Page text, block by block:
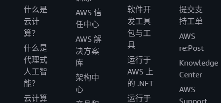
什么是
云计
算？
什么是
代理式
人工智
能？
云计算
AWS 信
任中心
AWS 解
决方案
库
架构中
心
软件开
发工具
包与工
具
运行于
AWS 上
的 .NET
运行于
提交支
持工单
AWS
re:Post
Knowledge
Center
AWS